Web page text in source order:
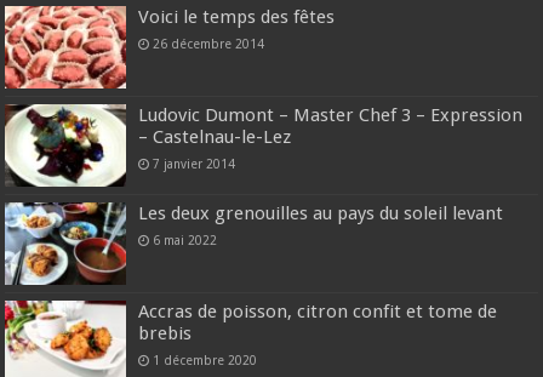
Voici le temps des fêtes
26 décembre 2014
Ludovic Dumont – Master Chef 3 – Expression
– Castelnau-le-Lez
7 janvier 2014
Les deux grenouilles au pays du soleil levant
6 mai 2022
Accras de poisson, citron confit et tome de
brebis
1 décembre 2020